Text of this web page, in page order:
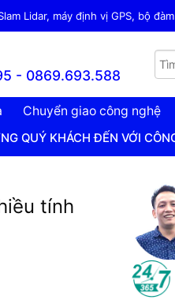
Lidar, máy định vị GPS, bộ
- 0869.693.588
Chuyển giao công nghệ
ĐẾN VỚI CÔNG TY CP
tính